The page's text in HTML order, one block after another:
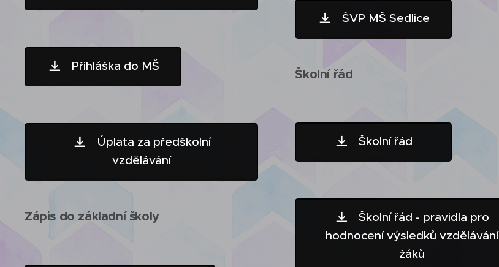
Přihláška do MŠ
Úplata za předškolní
vzdělávání
Zápis do základní školy
ŠVP MŠ Sedlice
Školní řád
Školní řád
Školní řád - pravidla pro
hodnocení výsledků vzdělávání
žáků